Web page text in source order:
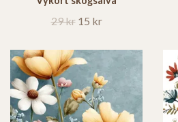
29 kr 15 kr